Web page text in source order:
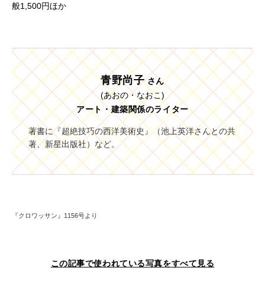
般1,500円ほか
青野尚子 さん
(あおの・なおこ)
アート・建築関係のライター
著書に『超絶技巧の西洋美術史』（池上英洋さんとの共
著、新星出版社）など。
『クロワッサン』1156号より
この記事で使われている写真をすべて見る